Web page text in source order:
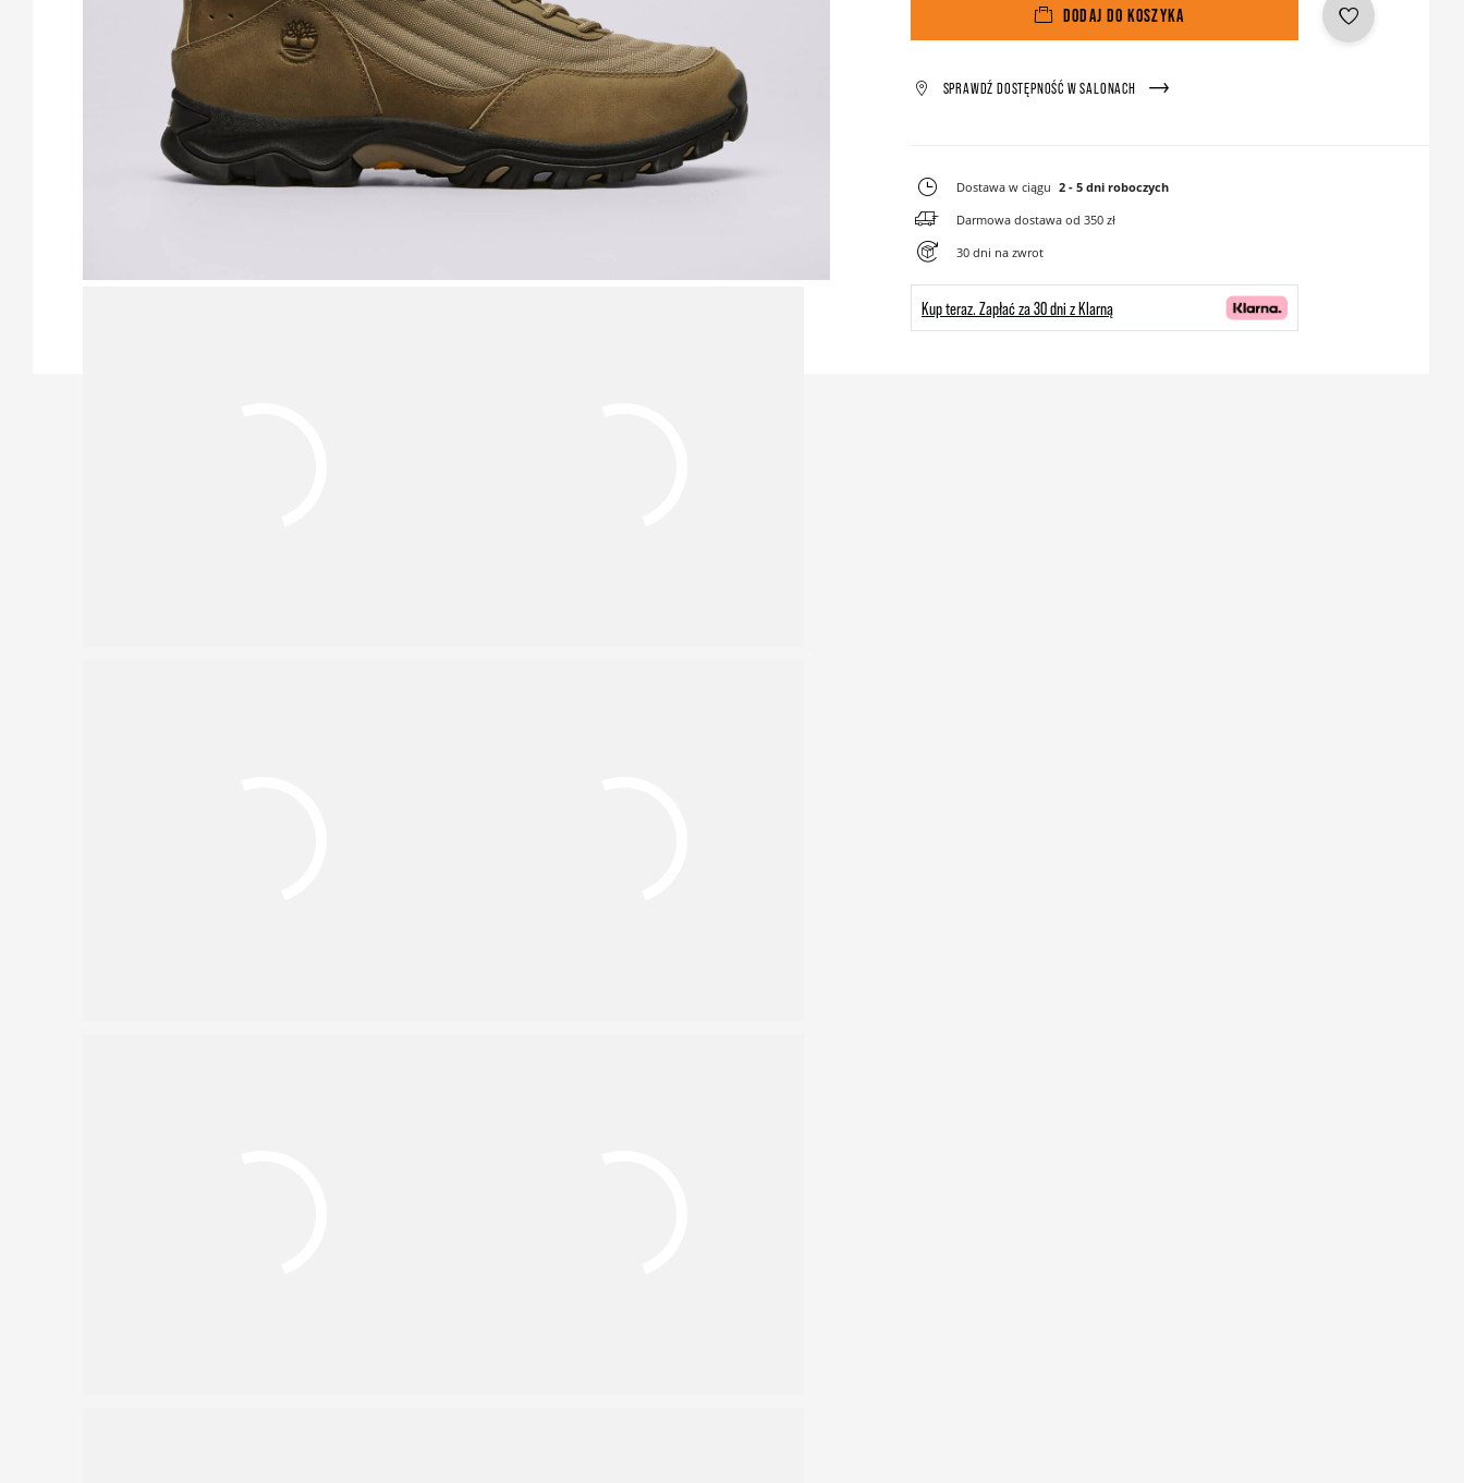
DODAJ DO KOSZYKA
SPRAWDŹ DOSTĘPNOŚĆ W SALONACH
Dostawa w ciągu 2 - 5 dni roboczych
Darmowa dostawa od 350 zł
30 dni na zwrot
Kup teraz. Zapłać za 30 dni z Klarną